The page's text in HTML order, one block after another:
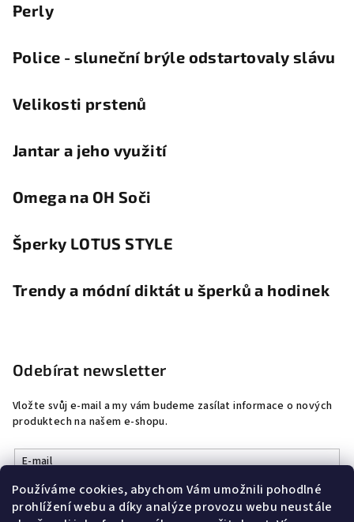
Používáme cookies, abychom Vám umožnili pohodlné
prohlížení webu a díky analýze provozu webu neustále
Perly
Police - sluneční brýle odstartovaly slávu
Velikosti prstenů
Jantar a jeho využití
Omega na OH Soči
Šperky LOTUS STYLE
Trendy a módní diktát u šperků a hodinek
Odebírat newsletter
Vložte svůj e-mail a my vám budeme zasílat informace o nových
produktech na našem e-shopu.
E-mail
Vložením e-mailu souhlasíte spodmínkami ochrany osobních
údajů